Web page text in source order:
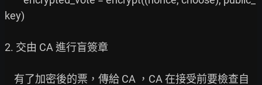
key)
2. 交由 CA 進行盲簽章